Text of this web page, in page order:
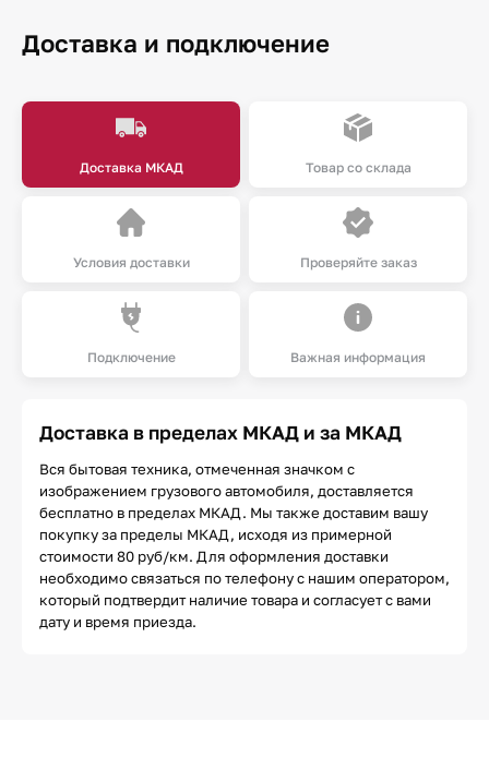
Доставка и подключение
Доставка МКАД Товар со склада
Условия доставки Проверяйте заказ
Подключение Важная информация
Доставка в пределах МКАД и за МКАД
Вся бытовая техника, отмеченная значком с
изображением грузового автомобиля, доставляется
бесплатно в пределах МКАД. Мы также доставим вашу
покупку за пределы МКАД, исходя из примерной
стоимости 80 руб/км. Для оформления доставки
необходимо связаться по телефону с нашим оператором,
который подтвердит наличие товара и согласует с вами
дату и время приезда.